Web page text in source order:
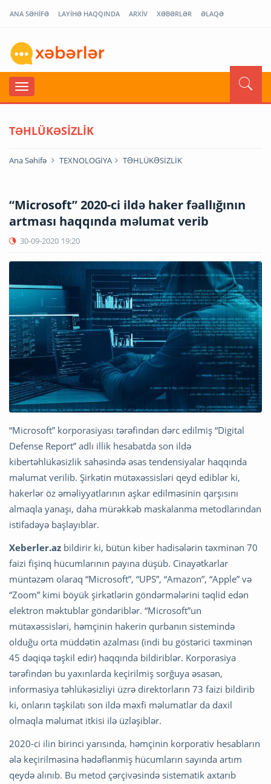
ANA SƏHİFƏ LAYİHƏ HAQQINDA ARXİV XƏBƏRLƏR ƏLAQƏ
TƏHLÜKƏSİZLİK
Ana Səhifə TEXNOLOGİYA TƏHLÜKƏSİZLİK
“Microsoft” 2020-ci ildə haker fəallığının
artması haqqında məlumat verib
30-09-2020 19:20
“Microsoft” korporasiyası tərəfindən dərc edilmiş “Digital
Defense Report” adlı illik hesabatda son ildə
kibertəhlükəsizlik sahəsində əsas tendensiyalar haqqında
məlumat verilib. Şirkətin mütəxəssisləri qeyd ediblər ki,
hakerlər öz əməliyyatlarının aşkar edilməsinin qarşısını
almaqla yanaşı, daha mürəkkəb maskalanma metodlarından
istifadəyə başlayıblar.
Xeberler.az bildirir ki, bütün kiber hadisələrin təxminən 70
faizi fişinq hücumlarının payına düşüb. Cinayətkarlar
müntəzəm olaraq “Microsoft”, “UPS”, “Amazon”, “Apple” və
“Zoom” kimi böyük şirkətlərin göndərmələrini təqlid edən
elektron məktublar göndəriblər. “Microsoft”un
mütəxəssisləri, həmçinin hakerin qurbanın sistemində
olduğu orta müddətin azalması (indi bu göstərici təxminən
45 dəqiqə təşkil edir) haqqında bildiriblər. Korporasiya
tərəfindən bu yaxınlarda keçirilmiş sorğuya əsasən,
informasiya təhlükəsizliyi üzrə direktorların 73 faizi bildirib
ki, onların təşkilatı son ildə məxfi məlumatlar da daxil
olmaqla məlumat itkisi ilə üzləşiblər.
2020-ci ilin birinci yarısında, həmçinin korporativ hesabların
ələ keçirilməsinə hədəflənmiş hücumların sayında artım
qeydə alınıb. Bu metod çərçivəsində sistematik axtarıb